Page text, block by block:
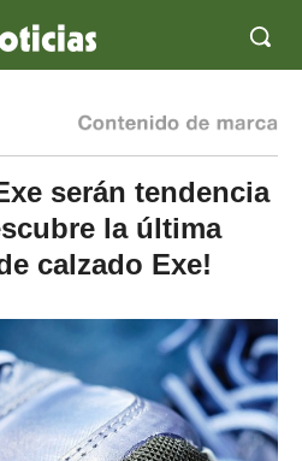
serán tendencia
la última
calzado Exe!